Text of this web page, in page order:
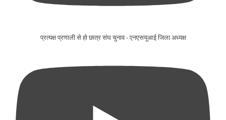
प्रत्यक्ष प्रणाली से हो छात्र संघ चुनाव - एनएसयूआई जिला अध्यक्ष